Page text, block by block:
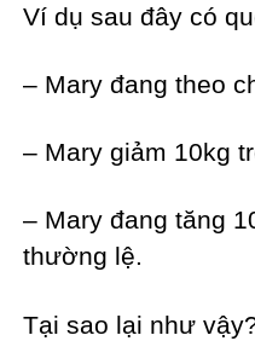
Ví dụ sau đây có
– Mary đang theo
– Mary giảm 10kg
– Mary đang tăng
thường lệ.
Tại sao lại như